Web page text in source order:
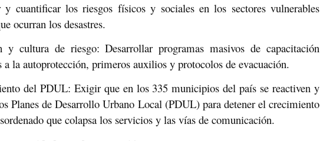
y cuantificar los riesgos físicos y sociales en los sectores vulnerables
ocurran los desastres.
y cultura de riesgo: Desarrollar programas masivos de capacitación
a la autoprotección, primeros auxilios y protocolos de evacuación.
del PDUL: Exigir que en los 335 municipios del país se reactiven y
Planes de Desarrollo Urbano Local (PDUL) para detener el crecimiento
que colapsa los servicios y las vías de comunicación.